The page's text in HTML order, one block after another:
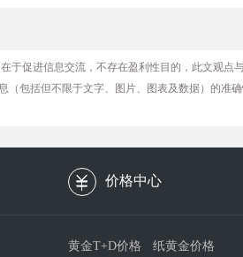
于促进信息交流，不存在盈利性目的，此文观
（包括但不限于文字、图片、图表及数据）的准
价格中心
黄金T+D价格 纸黄金价格